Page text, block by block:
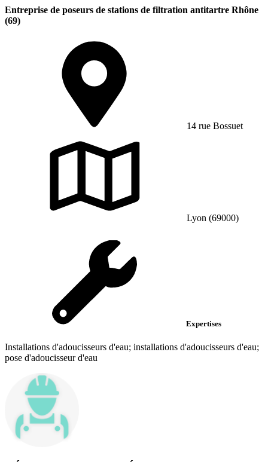
Entreprise de poseurs de stations de filtration antitartre Rhône
(69)
14 rue Bossuet
Lyon (69000)
Expertises
Installations d'adoucisseurs d'eau; installations d'adoucisseurs d'eau;
pose d'adoucisseur d'eau